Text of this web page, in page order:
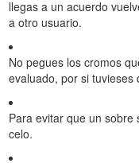
llegas a un acuerdo
a otro usuario.
No pegues los cromos
evaluado, por si tuvieses
Para evitar que un
celo.